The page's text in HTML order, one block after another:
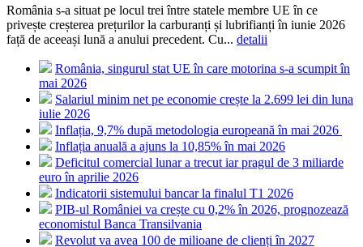
România s-a situat pe locul trei între statele membre UE în ce
privește creșterea prețurilor la carburanți și lubrifianți în iunie 2026
față de aceeași lună a anului precedent. Cu... detalii
România, singurul stat UE în care motorina s-a scumpit în
mai 2026
Salariul minim net pe economie crește la 2.699 lei din luna
iulie 2026
Inflația, 9,7% după metodologia europeană în mai 2026
Inflația anuală a ajuns la 10,85% în mai 2026
Deficitul comercial lunar a trecut iar pragul de 3 miliarde
euro în aprilie 2026
Indicatorii sistemului bancar la finalul T1 2026
PIB-ul României va crește cu 0,2% în 2026, prognozează
economistul Banca Transilvania
Revolut va avea 100 de milioane de clienți în 2027